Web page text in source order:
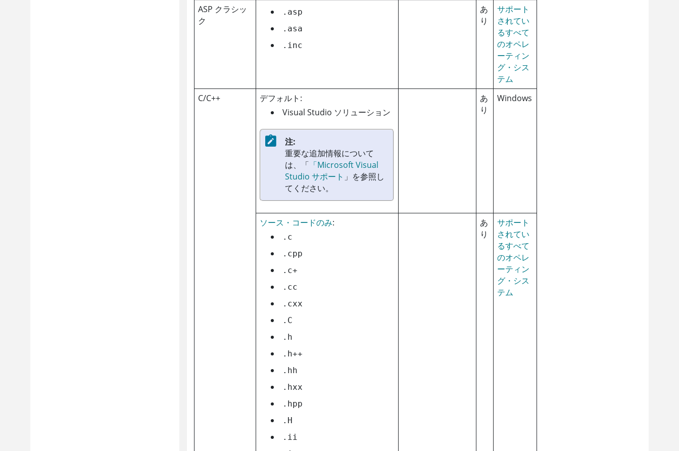
ASP クラシッ
ク
.asp
.asa
.inc
あ
り
サポート
されてい
るすべて
のオペレ
ーティン
グ・シス
テム
C/C++
デフォルト:
Visual Studio ソリューション
注:
重要な追加情報について
は、「 「Microsoft Visual
Studio サポート 」を参照し
てください。
あ
り
Windows
ソース・コードのみ:
.c
.cpp
.c+
.cc
.cxx
.C
.h
.h++
.hh
.hxx
.hpp
.H
.ii
あ
り
サポート
されてい
るすべて
のオペレ
ーティン
グ・シス
テム